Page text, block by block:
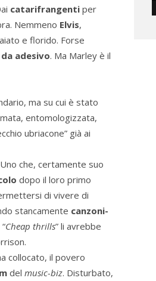
catarifrangenti per
Nemmeno Elvis,
e florido. Forse
adesivo. Ma Marley è il
ma su cui è stato
entomologizzata,
ubriacone” già ai
che, certamente suo
dopo il loro primo
di vivere di
stancamente canzoni-
“Cheap thrills” li avrebbe
collocato, il povero
del music-biz. Disturbato,